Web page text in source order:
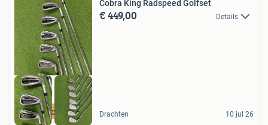
Perfecte Set
Cobra King Radspeed Golfset
€ 449,00 Details
Drachten 10 jul 26